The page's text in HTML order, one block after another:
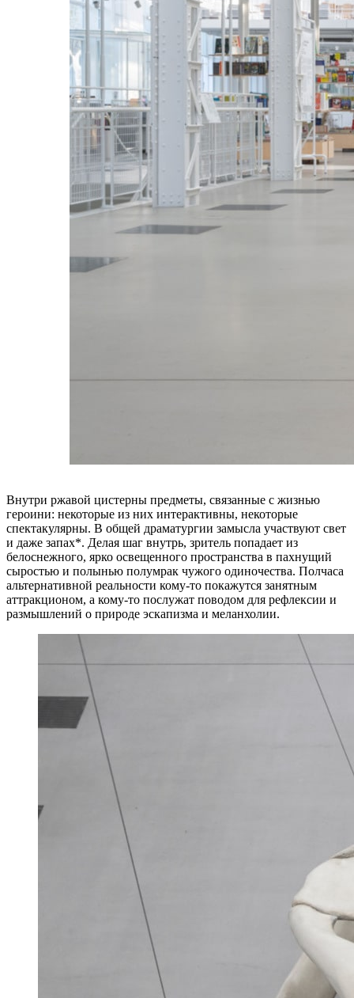
Внутри ржавой цистерны предметы, связанные с жизнью
героини: некоторые из них интерактивны, некоторые
спектакулярны. В общей драматургии замысла участвуют свет
и даже запах*. Делая шаг внутрь, зритель попадает из
белоснежного, ярко освещенного пространства в пахнущий
сыростью и полынью полумрак чужого одиночества. Полчаса
альтернативной реальности кому-то покажутся занятным
аттракционом, а кому-то послужат поводом для рефлексии и
размышлений о природе эскапизма и меланхолии.